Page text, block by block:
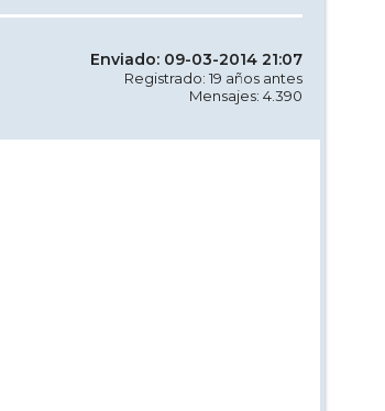
Enviado: 09-03-2014 21:07
Registrado: 19 años antes
Mensajes: 4.390